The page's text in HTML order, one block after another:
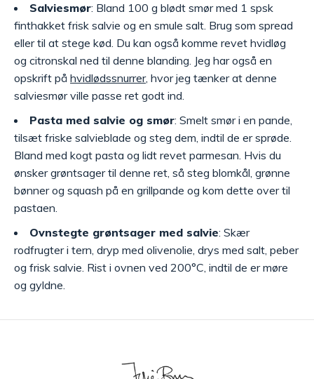
Salviesmør: Bland 100 g blødt smør med 1 spsk
finthakket frisk salvie og en smule salt. Brug som spread
eller til at stege kød. Du kan også komme revet hvidløg
og citronskal ned til denne blanding. Jeg har også en
opskrift på hvidlødssnurrer, hvor jeg tænker at denne
salviesmør ville passe ret godt ind.
Pasta med salvie og smør: Smelt smør i en pande,
tilsæt friske salvieblade og steg dem, indtil de er sprøde.
Bland med kogt pasta og lidt revet parmesan. Hvis du
ønsker grøntsager til denne ret, så steg blomkål, grønne
bønner og squash på en grillpande og kom dette over til
pastaen.
Ovnstegte grøntsager med salvie: Skær
rodfrugter i tern, dryp med olivenolie, drys med salt, peber
og frisk salvie. Rist i ovnen ved 200°C, indtil de er møre
og gyldne.